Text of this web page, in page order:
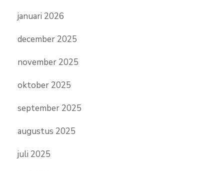
januari 2026
december 2025
november 2025
oktober 2025
september 2025
augustus 2025
juli 2025